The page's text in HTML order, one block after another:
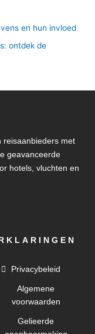
en hun invloed
ontdek de
reisaanbieders met
geavanceerde
hotels, vluchten en
Privacybeleid
Algemene
voorwaarden
Gelieerde